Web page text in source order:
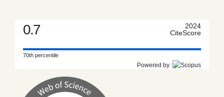
0.7
2024
CiteScore
70th percentile
Powered by